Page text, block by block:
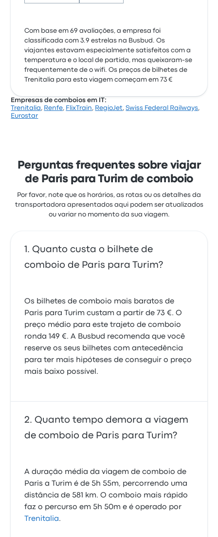
Com base em 69 avaliações, a empresa foi
classificada com 3.9 estrelas na Busbud. Os
viajantes estavam especialmente satisfeitos com a
temperatura e o local de partida, mas queixaram-se
frequentemente de o wifi. Os preços de bilhetes de
Trenitalia para esta viagem começam em 73 €
Empresas de comboios em IT:
Trenitalia, Renfe, FlixTrain, RegioJet,Swiss Federal Railways,
Eurostar
Perguntas frequentes sobre viajar
de Paris para Turim de comboio
Por favor, note que os horários, as rotas ou os detalhes da
transportadora apresentados aqui podem ser atualizados
ou variar no momento da sua viagem.
Quanto custa o bilhete de
comboio de Paris para Turim?
Os bilhetes de comboio mais baratos de
Paris para Turim custam a partir de 73 €. O
preço médio para este trajeto de comboio
ronda 149 €. A Busbud recomenda que você
reserve os seus bilhetes com antecedência
para ter mais hipóteses de conseguir o preço
mais baixo possível.
Quanto tempo demora a viagem
de comboio de Paris para Turim?
A duração média da viagem de comboio de
Paris a Turim é de 5h 55m, percorrendo uma
distância de 581 km. O comboio mais rápido
faz o percurso em 5h 50m e é operado por
Trenitalia.